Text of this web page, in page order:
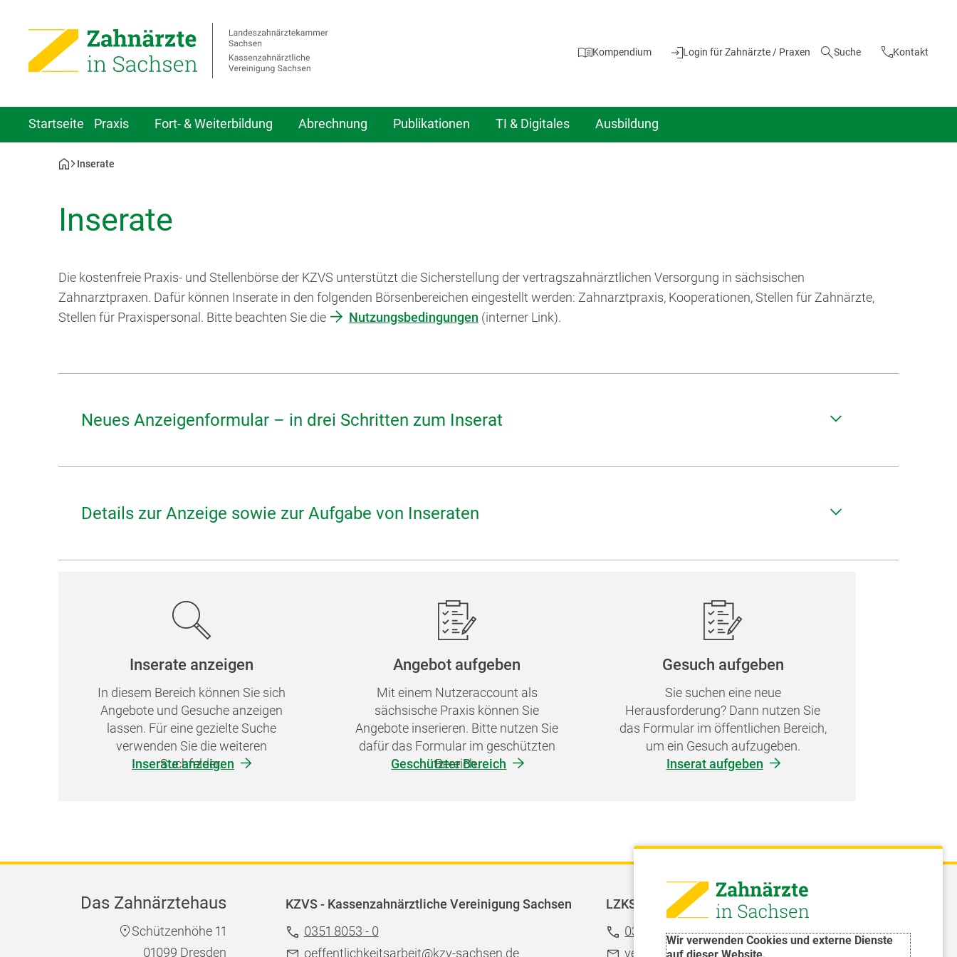
Wir verwenden Cookies und externe Dienste
auf dieser Website.
Kompendium Login für Zahnärzte / Praxen Suche Kontakt
Startseite Praxis Fort- & Weiterbildung Abrechnung Publikationen TI & Digitales Ausbildung
Inserate
Inserate
Die kostenfreie Praxis- und Stellenbörse der KZVS unterstützt die Sicherstellung der vertragszahnärztlichen Versorgung in sächsischen
Zahnarztpraxen. Dafür können Inserate in den folgenden Börsenbereichen eingestellt werden: Zahnarztpraxis, Kooperationen, Stellen für Zahnärzte,
Stellen für Praxispersonal. Bitte beachten Sie die
Nutzungsbedingungen (interner Link).
Neues Anzeigenformular – in drei Schritten zum Inserat
Details zur Anzeige sowie zur Aufgabe von Inseraten
Inserate anzeigen
In diesem Bereich können Sie sich
Angebote und Gesuche anzeigen
lassen. Für eine gezielte Suche
verwenden Sie die weiteren
Suchfelder.
Inserate anzeigen
Angebot aufgeben
Mit einem Nutzeraccount als
sächsische Praxis können Sie
Angebote inserieren. Bitte nutzen Sie
dafür das Formular im geschützten
Bereich.
Geschützter Bereich
Gesuch aufgeben
Sie suchen eine neue
Herausforderung? Dann nutzen Sie
das Formular im öffentlichen Bereich,
um ein Gesuch aufzugeben.
Inserat aufgeben
Das Zahnärztehaus
Schützenhöhe 11
01099 Dresden
KZVS - Kassenzahnärztliche Vereinigung Sachsen
0351 8053 - 0
oeffentlichkeitsarbeit@kzv-sachsen.de
LZKS - Landeszahnärztekammer Sachsen
0351 8066 - 0
verwaltung@Izk-sachsen.de